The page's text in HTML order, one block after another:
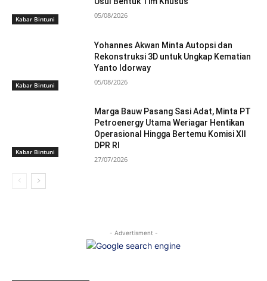
Kabar Bintuni 05/08/2026
Kabar Bintuni
Yohannes Akwan Minta Autopsi dan
Rekonstruksi 3D untuk Ungkap Kematian
Yanto Idorway
05/08/2026
Kabar Bintuni
Marga Bauw Pasang Sasi Adat, Minta PT
Petroenergy Utama Weriagar Hentikan
Operasional Hingga Bertemu Komisi XII
DPR RI
27/07/2026
- Advertisment -